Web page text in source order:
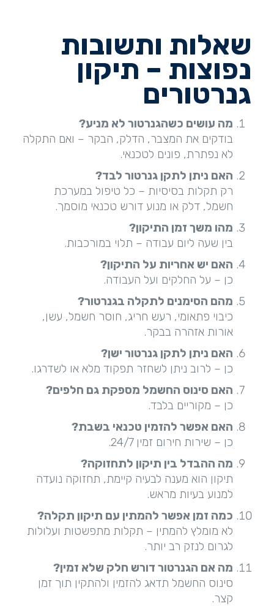
שאלות ותשובות
נפוצות – תיקון
גנרטורים
מה עושים כשהגנרטור לא מניע?
בודקים את המצבר, הדלק, הבקר – ואם התקלה
לא נפתרת, פונים לטכנאי.
האם ניתן לתקן גנרטור לבד?
רק תקלות בסיסיות – כל טיפול במערכת
חשמל, דלק או מנוע דורש טכנאי מוסמך.
מהו משך זמן התיקון?
בין שעה ליום עבודה – תלוי במורכבות.
האם יש אחריות על התיקון?
כן – על החלקים ועל העבודה.
מהם הסימנים לתקלה בגנרטור?
כיבוי פתאומי, רעש חריג, חוסר חשמל, עשן,
אורות אזהרה בבקר.
האם ניתן לתקן גנרטור ישן?
כן – לרוב ניתן לשחזר תפקוד מלא או לשדרגו.
האם סינוס החשמל מספקת גם חלפים?
כן – מקוריים בלבד.
האם אפשר להזמין טכנאי בשבת?
כן – שירות חירום זמין 24/7.
מה ההבדל בין תיקון לתחזוקה?
תיקון הוא מענה לבעיה קיימת, תחזוקה נועדה
למנוע בעיות מראש.
כמה זמן אפשר להמתין עם תיקון תקלה?
לא מומלץ להמתין – תקלות מתפשטות ועלולות
לגרום לנזק רב יותר.
מה אם הגנרטור דורש חלק שלא זמין?
סינוס החשמל תדאג להזמין ולהתקין תוך זמן
קצר.